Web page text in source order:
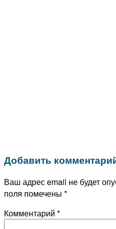
Добавить
Ваш адрес email не будет
поля помечены *
Комментарий *